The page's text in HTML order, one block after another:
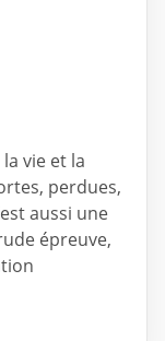
vie et la
perdues,
aussi une
épreuve,